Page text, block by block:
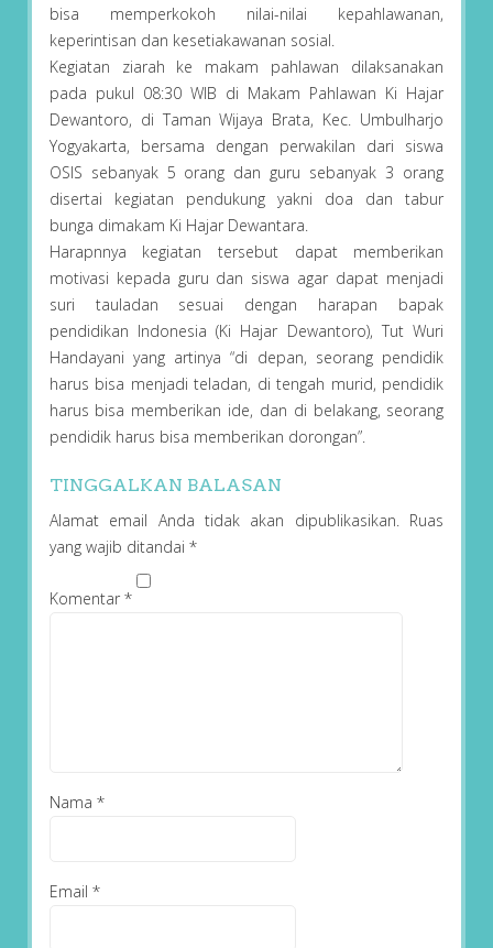
bisa memperkokoh nilai-nilai kepahlawanan,
keperintisan dan kesetiakawanan sosial.
Kegiatan ziarah ke makam pahlawan dilaksanakan
pada pukul 08:30 WIB di Makam Pahlawan Ki Hajar
Dewantoro, di Taman Wijaya Brata, Kec. Umbulharjo
Yogyakarta, bersama dengan perwakilan dari siswa
OSIS sebanyak 5 orang dan guru sebanyak 3 orang
disertai kegiatan pendukung yakni doa dan tabur
bunga dimakam Ki Hajar Dewantara.
Harapnnya kegiatan tersebut dapat memberikan
motivasi kepada guru dan siswa agar dapat menjadi
suri tauladan sesuai dengan harapan bapak
pendidikan Indonesia (Ki Hajar Dewantoro), Tut Wuri
Handayani yang artinya “di depan, seorang pendidik
harus bisa menjadi teladan, di tengah murid, pendidik
harus bisa memberikan ide, dan di belakang, seorang
pendidik harus bisa memberikan dorongan”.
TINGGALKAN BALASAN
Alamat email Anda tidak akan dipublikasikan. Ruas
yang wajib ditandai *
Komentar *
Nama *
Email *